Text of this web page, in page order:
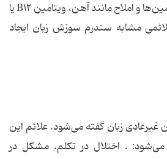
داده می‌شود. کمبود ویتامین‌ها و املاح مانند آهن، ویتامین B۱۲ یا
مشابه سندرم سوزش زبان ایجاد
غیرعادی زبان گفته می‌شود. علائم این
می‌شود: . اختلال در تکلم. مشکل در